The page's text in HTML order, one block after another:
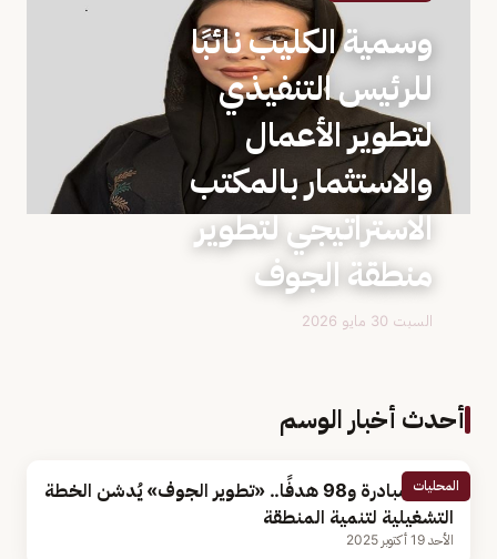
وسمية الكليب نائبًا
للرئيس التنفيذي
لتطوير الأعمال
والاستثمار بالمكتب
الاستراتيجي لتطوير
منطقة الجوف
السبت 30 مايو 2026
أحدث أخبار الوسم
المحليات
بـ 113 مبادرة و98 هدفًا.. «تطوير الجوف» يُدشن الخطة
التشغيلية لتنمية المنطقة
الأحد 19 أكتوبر 2025